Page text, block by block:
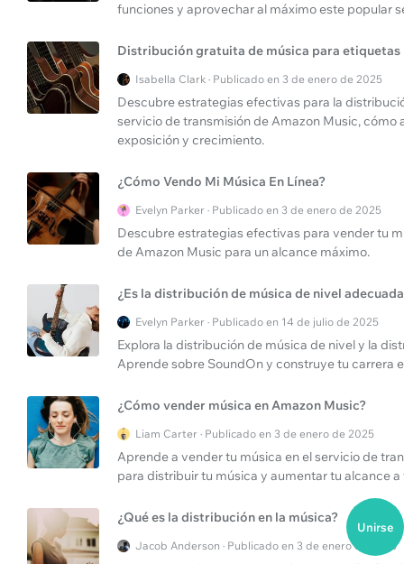
funciones y aprovechar al máximo este popular
Distribución gratuita de música para etiquetas
Isabella Clark · Publicado en 3 de enero de 2025
Descubre estrategias efectivas para la
servicio de transmisión de Amazon Music,
exposición y crecimiento.
¿Cómo Vendo Mi Música En Línea?
Evelyn Parker · Publicado en 3 de enero de 2025
Descubre estrategias efectivas para vender tu
de Amazon Music para un alcance máximo.
¿Es la distribución de música de nivel
Evelyn Parker · Publicado en 14 de julio de 2025
Explora la distribución de música de nivel y la
Aprende sobre SoundOn y construye tu carrera
¿Cómo vender música en Amazon Music?
Liam Carter · Publicado en 3 de enero de 2025
Aprende a vender tu música en el servicio de
para distribuir tu música y aumentar tu alcance
¿Qué es la distribución en la música?
Jacob Anderson · Publicado en 3 de enero de 2025
Unirse